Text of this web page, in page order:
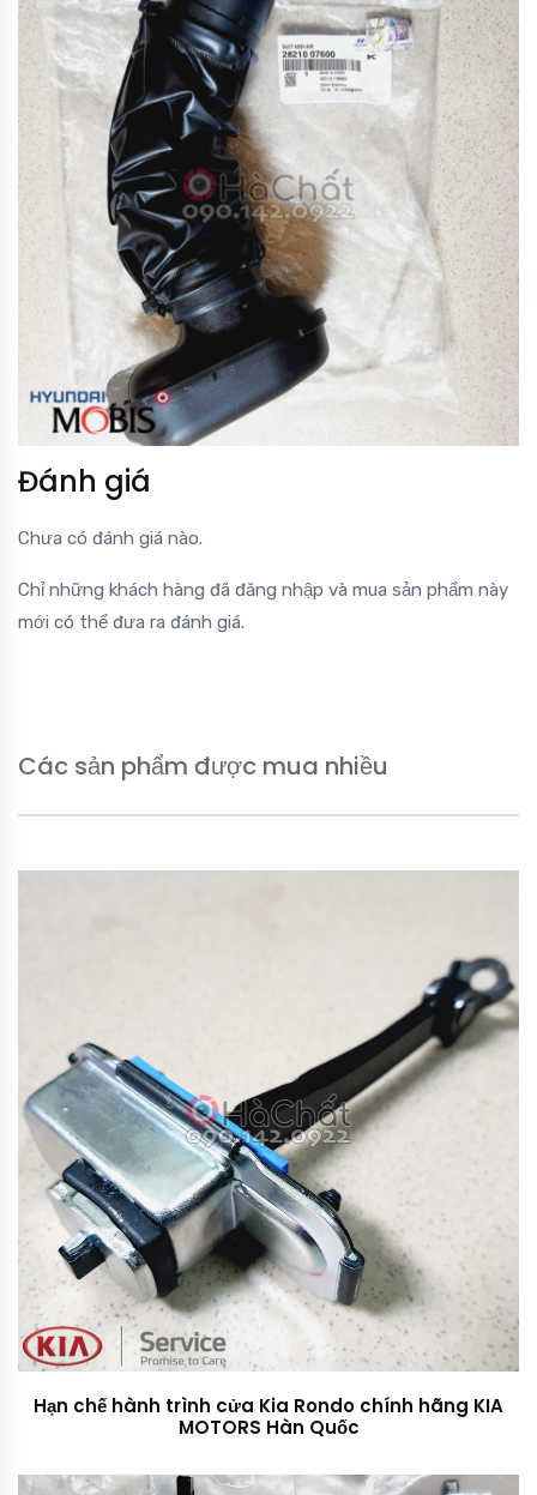
Đánh giá
Chưa có đánh giá nào.
Chỉ những khách hàng đã đăng nhập và mua sản phẩm này
mới có thể đưa ra đánh giá.
Các sản phẩm được mua nhiều
Hạn chế hành trình cửa Kia Rondo chính hãng KIA
MOTORS Hàn Quốc